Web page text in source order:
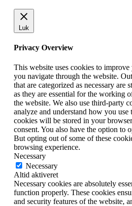
Luk
Privacy Overview
This website uses cookies to
you navigate through the website.
that are categorized as necessary are
as they are essential for the working
the website. We also use third-party
analyze and understand how you use
cookies will be stored in your
consent. You also have the option to
But opting out of some of these
browsing experience.
Necessary
Necessary
Altid aktiveret
Necessary cookies are absolutely
function properly. These cookies
and security features of the website,